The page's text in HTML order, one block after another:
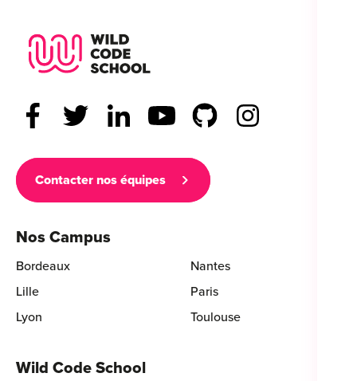
Contacter nos équipes
Nos Campus
Bordeaux
Lille
Lyon
Nantes
Paris
Toulouse
Wild Code School